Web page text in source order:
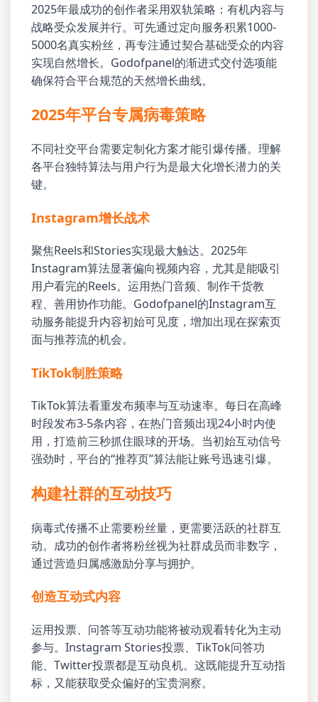
2025年最成功的创作者采用双轨策略：有机内容与
战略受众发展并行。可先通过定向服务积累1000-
5000名真实粉丝，再专注通过契合基础受众的内容
实现自然增长。Godofpanel的渐进式交付选项能
确保符合平台规范的天然增长曲线。
2025年平台专属病毒策略
不同社交平台需要定制化方案才能引爆传播。理解
各平台独特算法与用户行为是最大化增长潜力的关
键。
Instagram增长战术
聚焦Reels和Stories实现最大触达。2025年
Instagram算法显著偏向视频内容，尤其是能吸引
用户看完的Reels。运用热门音频、制作干货教
程、善用协作功能。Godofpanel的Instagram互
动服务能提升内容初始可见度，增加出现在探索页
面与推荐流的机会。
TikTok制胜策略
TikTok算法看重发布频率与互动速率。每日在高峰
时段发布3-5条内容，在热门音频出现24小时内使
用，打造前三秒抓住眼球的开场。当初始互动信号
强劲时，平台的“推荐页”算法能让账号迅速引爆。
构建社群的互动技巧
病毒式传播不止需要粉丝量，更需要活跃的社群互
动。成功的创作者将粉丝视为社群成员而非数字，
通过营造归属感激励分享与拥护。
创造互动式内容
运用投票、问答等互动功能将被动观看转化为主动
参与。Instagram Stories投票、TikTok问答功
能、Twitter投票都是互动良机。这既能提升互动指
标，又能获取受众偏好的宝贵洞察。